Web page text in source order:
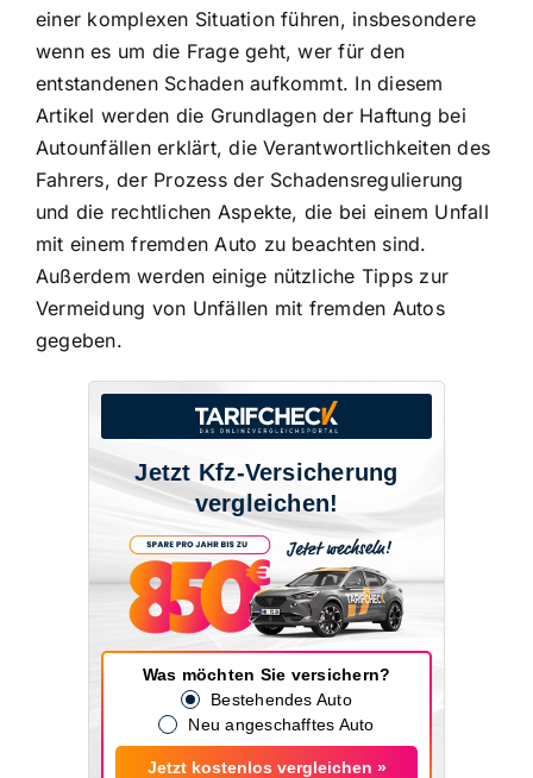
einer komplexen Situation führen, insbesondere
wenn es um die Frage geht, wer für den
entstandenen Schaden aufkommt. In diesem
Artikel werden die Grundlagen der Haftung bei
Autounfällen erklärt, die Verantwortlichkeiten des
Fahrers, der Prozess der Schadensregulierung
und die rechtlichen Aspekte, die bei einem Unfall
mit einem fremden Auto zu beachten sind.
Außerdem werden einige nützliche Tipps zur
Vermeidung von Unfällen mit fremden Autos
gegeben.
Jetzt Kfz-Versicherung
vergleichen!
Was möchten Sie versichern?
Bestehendes Auto
Neu angeschafftes Auto
Jetzt kostenlos vergleichen »